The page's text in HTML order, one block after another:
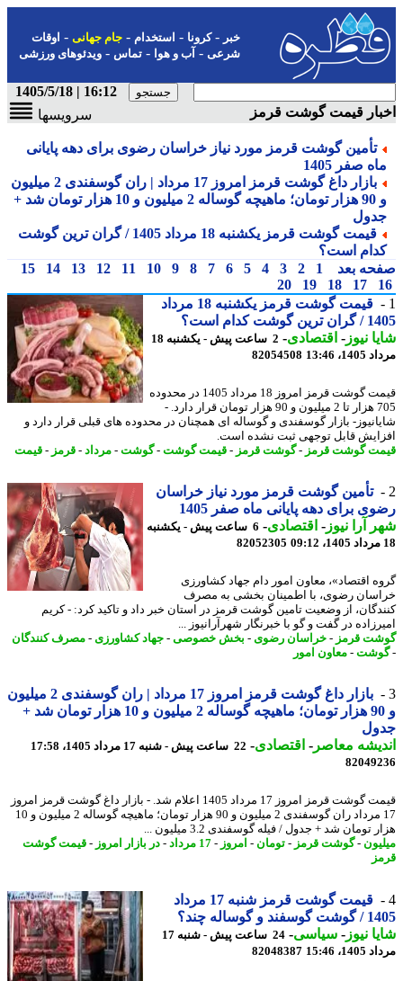
-کرونا-استخدام- جام جهانی-اوقات
شرعی-آب و هوا-تماس-ویدئوهای ورزشی
16:12 | 1405/5/18
قیمت گوشت قرمز
سرویسها
تأمین گوشت قرمز مورد نیاز خراسان رضوی برای دهه پایانی
صفر 1405
بازار داغ گوشت قرمز امروز 17 مرداد | ران گوسفندی 2 میلیون
و 90 هزار تومان؛ ماهیچه گوساله 2 میلیون و 10 هزار تومان شد +
قیمت گوشت قرمز یکشنبه 18 مرداد 1405 / گران ترین گوشت
است؟
بعد
1
2
3
4
5
6
7
8
9
10
11
12
13
14
15
17
18
19
20
قیمت گوشت قرمز یکشنبه 18 مرداد
کدام است؟
نیوز-اقتصادی-
2 ساعت پیش - یکشنبه 18
13:46
82054508
قیمت گوشت قرمز امروز 18 مرداد 1405 در محدوده
705 هزار تا 2 میلیون و 90 هزار تومان قرار دارد. -
بازار گوسفندی و گوساله ای همچنان در محدوده های قبلی قرار دارد و
قابل توجهی ثبت نشده است.
گوشت قرمز- گوشت قرمز- قیمت گوشت-گوشت-مرداد-قرمز- قیمت
تأمین گوشت قرمز مورد نیاز خراسان
برای دهه پایانی ماه صفر 1405
آرا نیوز-اقتصادی- 6 ساعت پیش - یکشنبه
82052305
اقتصاد»، معاون امور دام جهاد کشاورزی
رضوی، با اطمینان بخشی به مصرف
از وضعیت تامین گوشت قرمز در استان خبر داد و تاکید کرد: - کریم
در گفت و گو با خبرنگار شهرآرانیوز ...
قرمز- خراسان رضوی-بخش خصوصی-جهاد کشاورزی- مصرف کنندگان
-معاون امور
بازار داغ گوشت قرمز امروز 17 مرداد | ران گوسفندی 2 میلیون
و 90 هزار تومان؛ ماهیچه گوساله 2 میلیون و 10 هزار تومان شد +
معاصر-اقتصادی-22 ساعت پیش - شنبه 17 مرداد 1405، 17:58
قیمت گوشت قرمز امروز 17 مرداد 1405 اعلام شد. - بازار داغ گوشت قرمز امروز
17 مرداد ران گوسفندی 2 میلیون و 90 هزار تومان؛ ماهیچه گوساله 2 میلیون و 10
تومان شد + جدول / فیله گوسفندی 3.2 میلیون ...
-گوشت قرمز- تومان-امروز- 17 مرداد -در بازار امروز- قیمت گوشت
قیمت گوشت قرمز شنبه 17 مرداد
گوساله چند؟
نیوز-سیاسی-
24 ساعت پیش - شنبه 17
15:46
82048387